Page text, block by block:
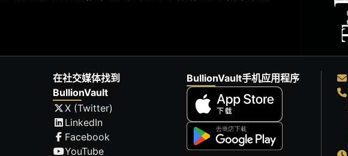
在社交媒体找到
BullionVault
X (Twitter)
LinkedIn
Facebook
YouTube
BullionVault手机应用程序